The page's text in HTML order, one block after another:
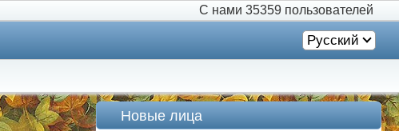
С нами 35359 пользователей
Русский
Новые лица